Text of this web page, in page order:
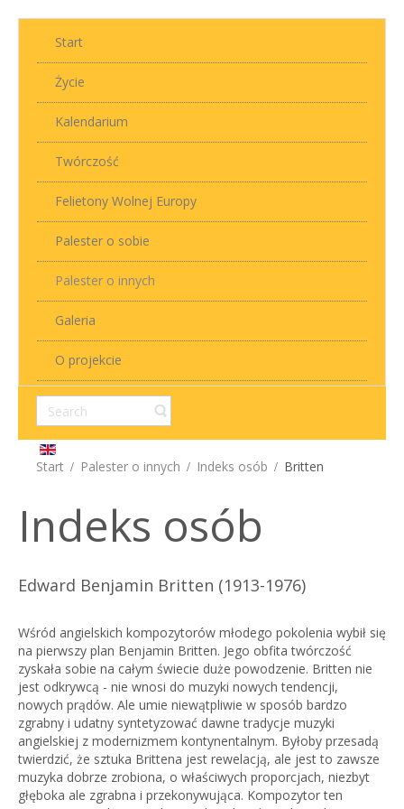
Start
Życie
Kalendarium
Twórczość
Felietony Wolnej Europy
Palester o sobie
Palester o innych
Galeria
O projekcie
Start Palester o innych Indeks osób Britten
Indeks osób
Edward Benjamin Britten (1913-1976)
Wśród angielskich kompozytorów młodego pokolenia wybił się
na pierwszy plan Benjamin Britten. Jego obfita twórczość
zyskała sobie na całym świecie duże powodzenie. Britten nie
jest odkrywcą - nie wnosi do muzyki nowych tendencji,
nowych prądów. Ale umie niewątpliwie w sposób bardzo
zgrabny i udatny syntetyzować dawne tradycje muzyki
angielskiej z modernizmem kontynentalnym. Byłoby przesadą
twierdzić, że sztuka Brittena jest rewelacją, ale jest to zawsze
muzyka dobrze zrobiona, o właściwych proporcjach, niezbyt
głęboka ale zgrabna i przekonywująca. Kompozytor ten